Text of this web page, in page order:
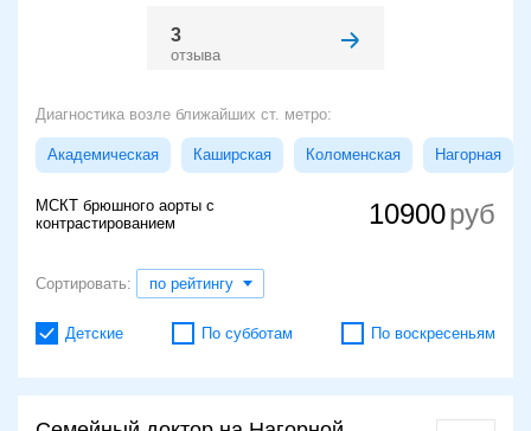
3
отзыва
Диагностика возле ближайших ст. метро:
Академическая Каширская Коломенская Нагорная
МСКТ брюшного аорты с
контрастированием
10900
Сортировать: по рейтингу
Детские По субботам По воскресеньям